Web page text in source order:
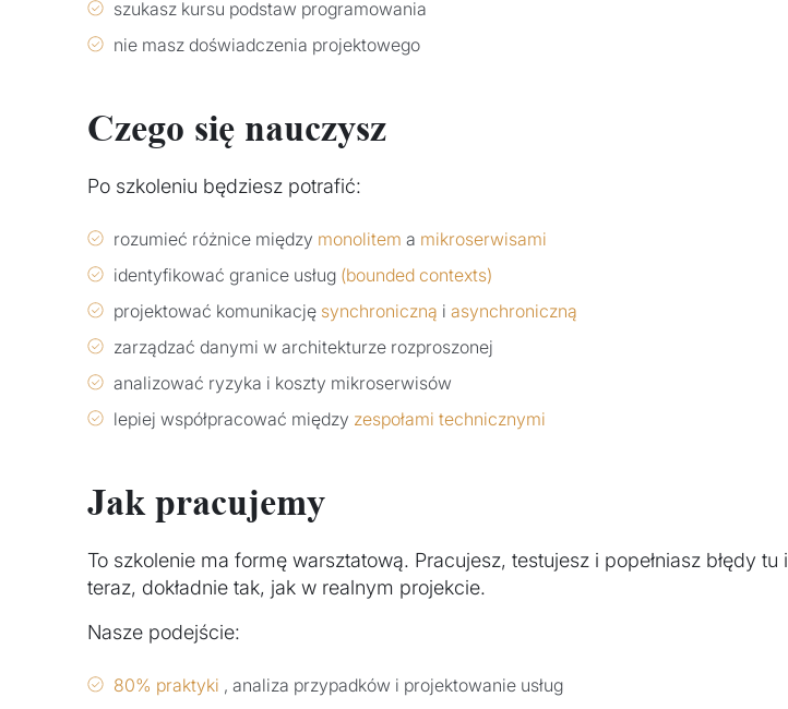
szukasz kursu podstaw programowania
nie masz doświadczenia projektowego
Czego się nauczysz
Po szkoleniu będziesz potrafić:
rozumieć różnice między monolitem a mikroserwisami
identyfikować granice usług (bounded contexts)
projektować komunikację synchroniczną i asynchroniczną
zarządzać danymi w architekturze rozproszonej
analizować ryzyka i koszty mikroserwisów
lepiej współpracować między zespołami technicznymi
Jak pracujemy
To szkolenie ma formę warsztatową. Pracujesz, testujesz i popełniasz błędy tu i
teraz, dokładnie tak, jak w realnym projekcie.
Nasze podejście:
80% praktyki , analiza przypadków i projektowanie usług